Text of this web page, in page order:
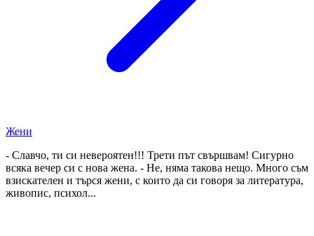
Жени
- Славчо, ти си невероятен!!! Трети път свършвам! Сигурно
всяка вечер си с нова жена. - Не, няма такова нещо. Много съм
взискателен и търся жени, с които да си говоря за литература,
живопис, психол...